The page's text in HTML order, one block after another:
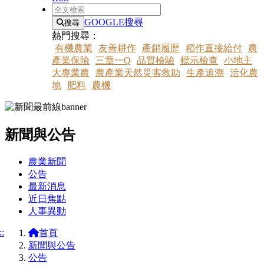
全文檢索
搜尋 GOOGLE搜尋
熱門搜尋：
有機農業
友善耕作 產銷履歷 稻作直接給付
農
產業保險
三章一Q 品質檢驗 標示檢查
小地主
大專業農
農產業天然災害救助 生產追溯
活化農
地
肥料 農機
新聞與公告
農業新聞
公告
最新消息
近日焦點
人事異動
首頁
新聞與公告
公告